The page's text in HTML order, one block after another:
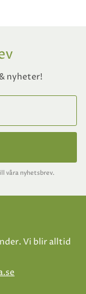
nyheter!
våra nyhetsbrev.
Vi blir alltid